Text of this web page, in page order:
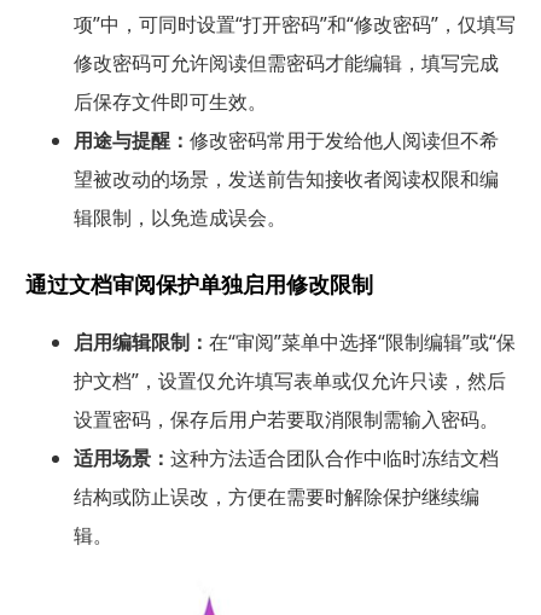
项”中，可同时设置“打开密码”和“修改密码”，仅填写
修改密码可允许阅读但需密码才能编辑，填写完成
后保存文件即可生效。
用途与提醒： 修改密码常用于发给他人阅读但不希
望被改动的场景，发送前告知接收者阅读权限和编
辑限制，以免造成误会。
通过文档审阅保护单独启用修改限制
启用编辑限制： 在“审阅”菜单中选择“限制编辑”或“保
护文档”，设置仅允许填写表单或仅允许只读，然后
设置密码，保存后用户若要取消限制需输入密码。
适用场景： 这种方法适合团队合作中临时冻结文档
结构或防止误改，方便在需要时解除保护继续编
辑。